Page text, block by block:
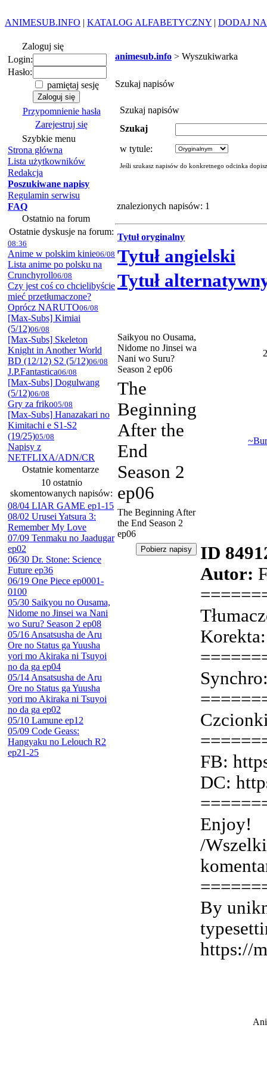
ANIMESUB.INFO | KATALOG ALFABETYCZNY | DODAJ
Zaloguj się
Login:
Hasło:
pamiętaj sesję
Przypomnienie hasła
Zarejestruj się
Szybkie menu
Strona główna
Lista użytkowników
Redakcja
Poszukiwane napisy
Regulamin serwisu
FAQ
Ostatnio na forum
Ostatnie dyskusje na forum:
08:36
Anime w polskim kinie06/08
Lista anime po polsku na
Crunchyroll06/08
Czy jest coś co chcielibyście
mieć przetłumaczone?
Oprócz NARUTO06/08
[Max-Subs] Kimiai
(5/12)06/08
[Max-Subs] Skeleton
Knight in Another World
BD (12/12) S2 (5/12)06/08
J.P.Fantastica06/08
[Max-Subs] Dogulwang
(5/12)06/08
Gry za friko05/08
[Max-Subs] Hanazakari no
Kimitachi e S1-S2
(19/25)05/08
Napisy z
NETFLIXA/ADN/CR
Ostatnie komentarze
10 ostatnio
skomentowanych napisów:
08/04 LIAR GAME ep1-15
08/02 Urusei Yatsura 3:
Remember My Love
07/09 Tenmaku no Jaadugar
ep02
06/30 Dr. Stone: Science
Future ep36
06/19 One Piece ep0001-
0100
05/30 Saikyou no Ousama,
Nidome no Jinsei wa Nani
wo Suru? Season 2 ep08
05/16 Ansatsusha de Aru
Ore no Status ga Yuusha
yori mo Akiraka ni Tsuyoi
no da ga ep04
05/14 Ansatsusha de Aru
Ore no Status ga Yuusha
yori mo Akiraka ni Tsuyoi
no da ga ep02
05/10 Lamune ep12
05/09 Code Geass:
Hangyaku no Lelouch R2
ep21-25
animesub.info > Wyszukiwarka
Szukaj napisów
Szukaj napisów
Szukaj
w tytule:
Jeśli szukasz napisów do konkretnego odcinka
znalezionych napisów: 1
Tytuł oryginalny
Tytuł angielski
Tytuł
Saikyou no Ousama,
Nidome no Jinsei wa
Nani wo Suru?
Season 2 ep06
The
Beginning
After the
End
Season 2
ep06
The Beginning After
the End Season 2
ep06
ID
Autor:
FB:
DC:
Enjoy!
/
By
https://